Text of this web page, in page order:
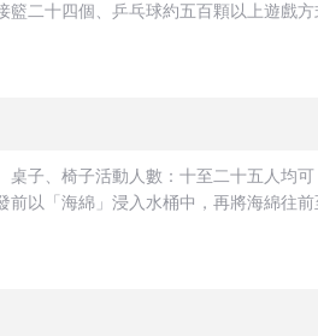
二十四個、乒乓球約五百顆以上遊戲方
桌子、椅子活動人數：十至二十五人均
以「海綿」浸入水桶中，再將海綿往前